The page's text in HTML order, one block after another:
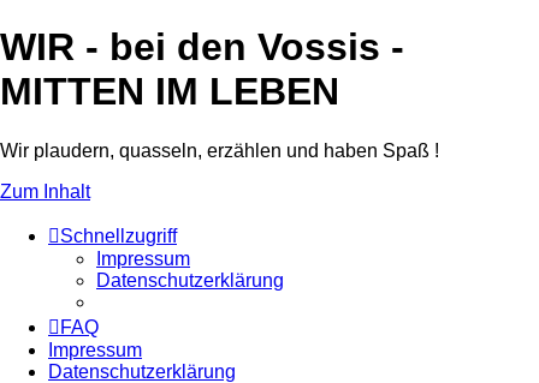
WIR - bei den Vossis -
MITTEN IM LEBEN
Wir plaudern, quasseln, erzählen und haben Spaß !
Zum Inhalt
Schnellzugriff
Impressum
Datenschutzerklärung
FAQ
Impressum
Datenschutzerklärung